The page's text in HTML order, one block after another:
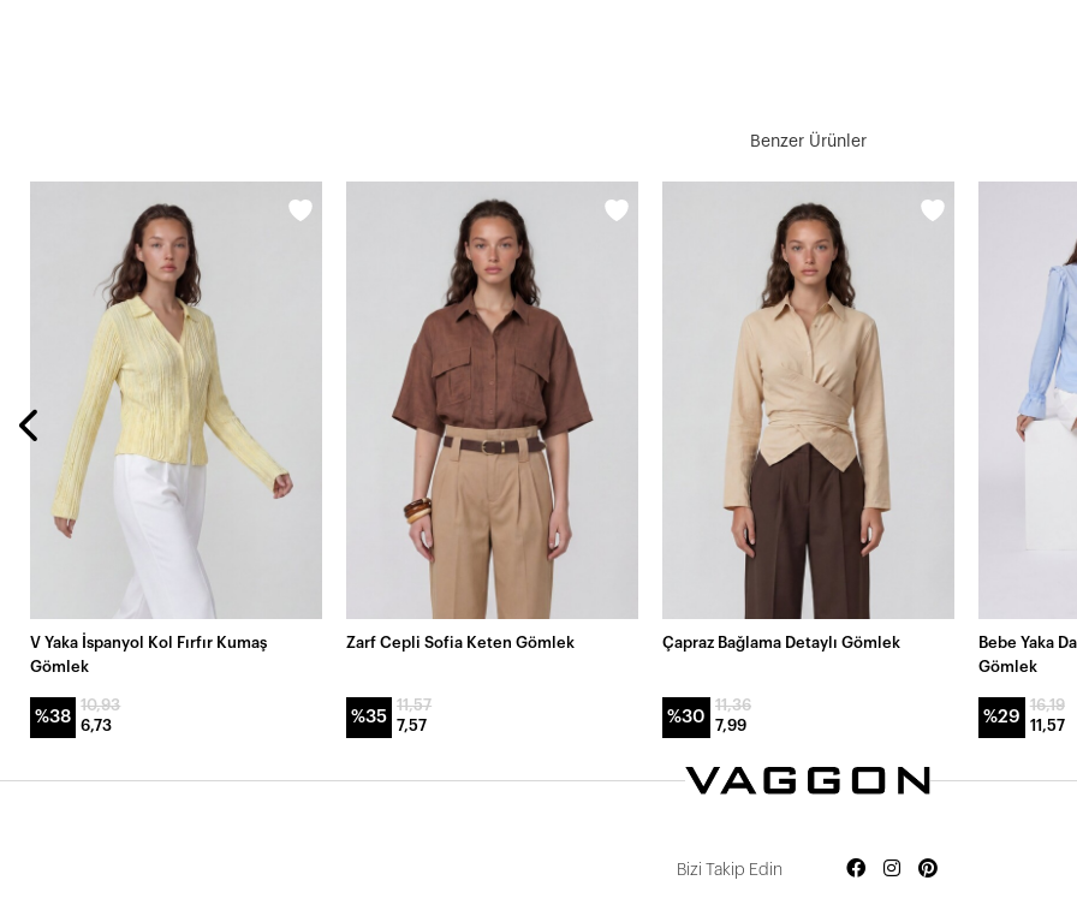
Benzer Ürünler
V Yaka İspanyol Kol Fırfır Kumaş
Gömlek
%38
10,93
6,73
Zarf Cepli Sofia Keten Gömlek
%35
11,57
7,57
Çapraz Bağlama Detaylı Gömlek
%30
11,36
7,99
Bebe Yaka
Gömlek
%29
16,19
11,57
Bizi Takip Edin